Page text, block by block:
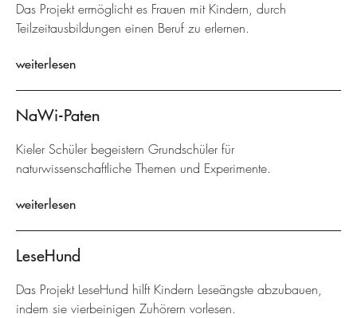
Das Projekt ermöglicht es Frauen mit Kindern, durch
Teilzeitausbildungen einen Beruf zu erlernen.
weiterlesen
NaWi-Paten
Kieler Schüler begeistern Grundschüler für
naturwissenschaftliche Themen und Experimente.
weiterlesen
LeseHund
Das Projekt LeseHund hilft Kindern Leseängste abzubauen,
indem sie vierbeinigen Zuhörern vorlesen.